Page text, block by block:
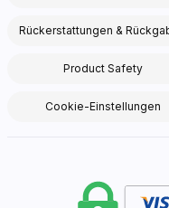
Rückerstattungen &
Product Safety
Cookie-Einstellungen